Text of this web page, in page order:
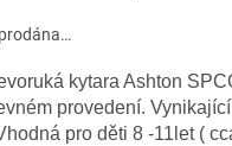
kytara Ashton
provedení.
pro děti 8 -11let (